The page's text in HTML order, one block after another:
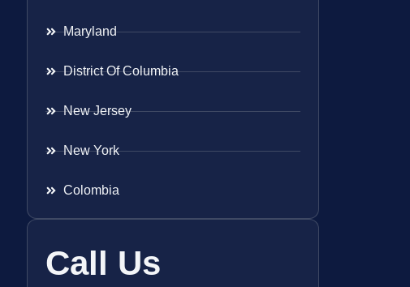
Maryland
District Of Columbia
New Jersey
New York
Colombia
Call Us